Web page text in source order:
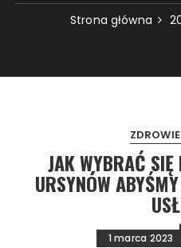
Strona główna
JAK WYBRAĆ
URSYNÓW
1 marca 2023